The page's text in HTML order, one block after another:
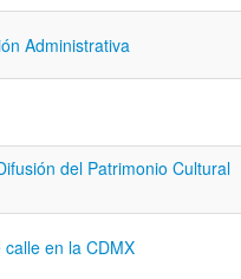
Administrativa
del Patrimonio Cultural
en la CDMX